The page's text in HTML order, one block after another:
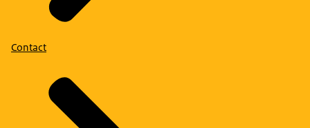
Contact